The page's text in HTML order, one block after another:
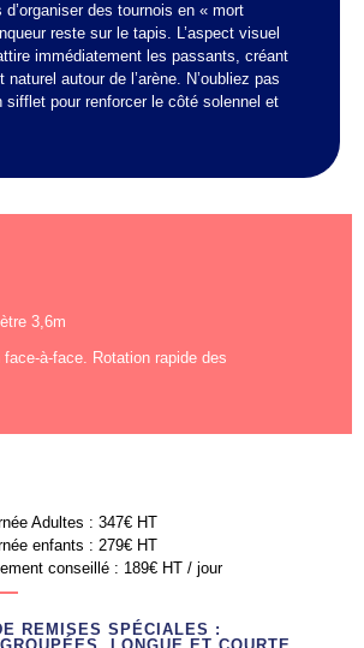
d’organiser des tournois en « mort
reste sur le tapis. L’aspect visuel
immédiatement les passants, créant
naturel autour de l’arène. N’oubliez pas
sifflet pour renforcer le côté solennel et
3,6m
à-face. Rotation rapide des
Adultes : 347€ HT
enfants : 279€ HT
conseillé : 189€ HT / jour
REMISES SPÉCIALES :